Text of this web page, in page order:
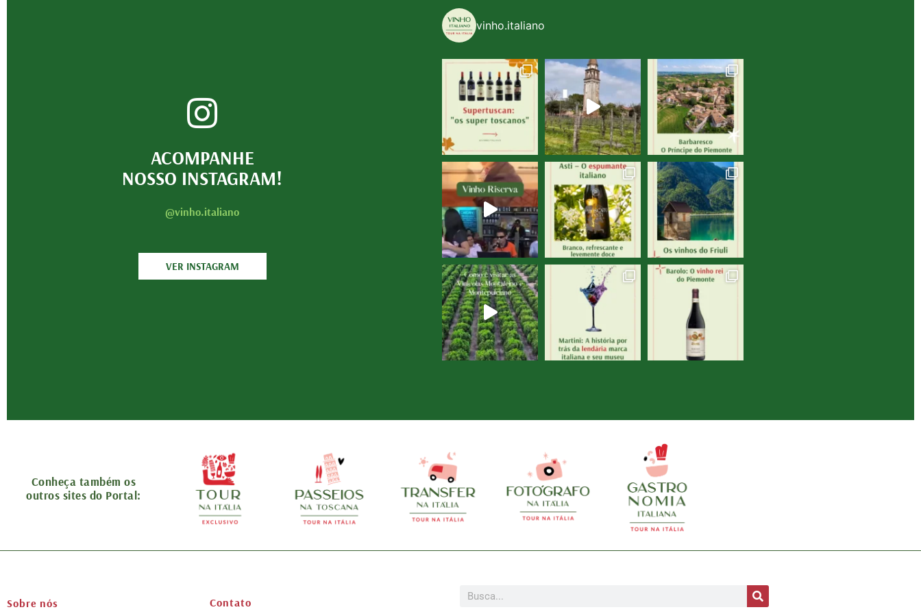
ACOMPANHE
NOSSO INSTAGRAM!
@vinho.italiano
VER INSTAGRAM
vinho.italiano
Conheça também os
outros sites do Portal:
Sobre nós Contato
Pesquisar